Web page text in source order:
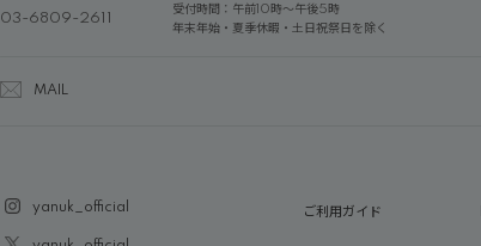
03-6809-2611
受付時間：午前10時～午後5時
年末年始・夏季休暇・土日祝祭日を除く
MAIL
yanuk_official ご利用ガイド